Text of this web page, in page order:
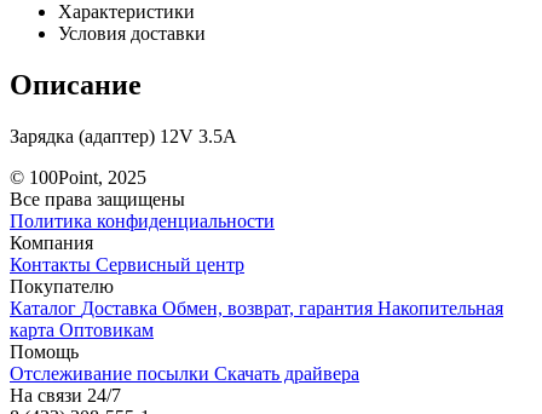
Характеристики
Условия доставки
Описание
Зарядка (адаптер) 12V 3.5A
© 100Point, 2025
Все права защищены
Политика конфиденциальности
Компания
Контакты Сервисный центр
Покупателю
Каталог Доставка Обмен, возврат, гарантия Накопительная
карта Оптовикам
Помощь
Отслеживание посылки Скачать драйвера
На связи 24/7